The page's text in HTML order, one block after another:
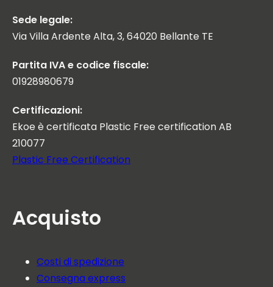
Sede legale:
Via Villa Ardente Alta, 3, 64020 Bellante TE
Partita IVA e codice fiscale:
01928980679
Certificazioni:
Ekoe è certificata Plastic Free certification AB
210077
Plastic Free Certification
Acquisto
Costi di spedizione
Consegna express